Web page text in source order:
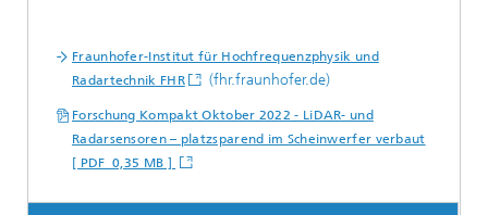
Fraunhofer-Institut für Hochfrequenzphysik und
Radartechnik FHR
(fhr.fraunhofer.de)
Forschung Kompakt Oktober 2022 - LiDAR- und
Radarsensoren – platzsparend im Scheinwerfer verbaut
[ PDF 0,35 MB ]